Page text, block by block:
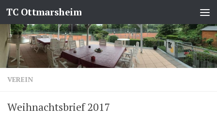
Zum Inhalt springen
TC Ottmarsheim
VEREIN
Weihnachtsbrief 2017